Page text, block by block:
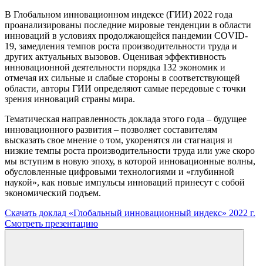
В Глобальном инновационном индексе (ГИИ) 2022 года
проанализированы последние мировые тенденции в области
инноваций в условиях продолжающейся пандемии COVID-
19, замедления темпов роста производительности труда и
других актуальных вызовов. Оценивая эффективность
инновационной деятельности порядка 132 экономик и
отмечая их сильные и слабые стороны в соответствующей
области, авторы ГИИ определяют самые передовые с точки
зрения инноваций страны мира.
Тематическая направленность доклада этого года – будущее
инновационного развития – позволяет составителям
высказать свое мнение о том, укоренятся ли стагнация и
низкие темпы роста производительности труда или уже скоро
мы вступим в новую эпоху, в которой инновационные волны,
обусловленные цифровыми технологиями и «глубинной
наукой», как новые импульсы инноваций принесут с собой
экономический подъем.
Скачать доклад «Глобальный инновационный индекс» 2022 г.
Смотреть презентацию